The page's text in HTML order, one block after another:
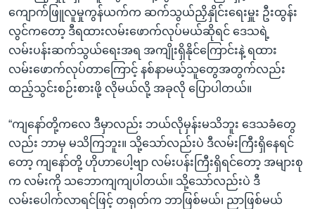
ကျောက်ဖြူလူမှုကွန်ယက်က ဆက်သွယ်ညှိနှိုင်းရေးမှူး ဦးထွန်း
လွင်ကတော့ ဒီရထားလမ်းဖောက်လုပ်မယ်ဆိုရင် ဒေသရဲ့
လမ်းပန်းဆက်သွယ်ရေးအရ အကျိုးရှိနိုင်ကြောင်းနဲ့ ရထား
လမ်းဖောက်လုပ်တာကြောင့် နစ်နာမယ့်သူတွေအတွက်လည်း
ထည့်သွင်းစဉ်းစားဖို့ လိုမယ်လို့ အခုလို ပြောပါတယ်။
“ကျနော်တို့ကလေ ဒီမှာလည်း ဘယ်လိုမှန်းမသိဘူး ဒေသခံတွေ
လည်း ဘာမှ မသိကြဘူး။ သို့သော်လည်းပဲ ဒီလမ်းကြီးရှိနေရင်
တော့ ကျနော်တို့ ဟိုဟာပေါ့ဗျာ လမ်းပန်းကြီးရှိရင်တော့ အများစု
က လမ်းကို သဘောကျကျပါတယ်။ သို့သော်လည်းပဲ ဒီ
လမ်းပေါက်လာရင်ဖြင့် တရုတ်က ဘာဖြစ်မယ်၊ ညာဖြစ်မယ်